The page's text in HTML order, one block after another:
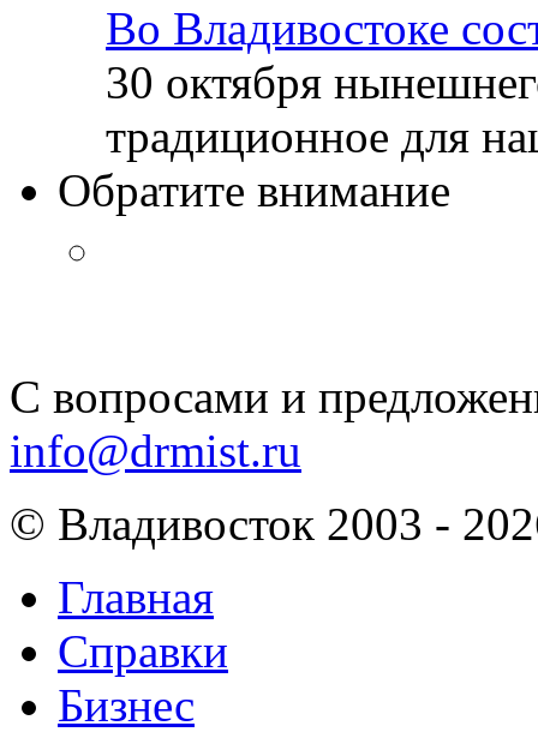
Во Владивостоке
30 октября
традиционное для
Обратите внимание
С вопросами и
info@drmist.ru
© Владивосток 2003 -
Главная
Справки
Бизнес